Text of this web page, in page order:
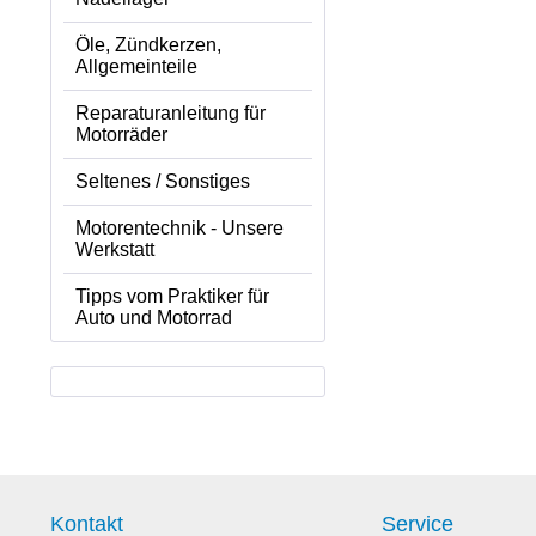
Öle, Zündkerzen,
Allgemeinteile
Reparaturanleitung für
Motorräder
Seltenes / Sonstiges
Motorentechnik - Unsere
Werkstatt
Tipps vom Praktiker für
Auto und Motorrad
Kontakt Service